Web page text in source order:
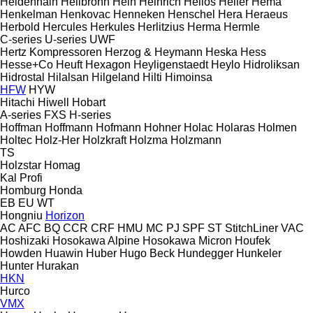
Henkelman Henkovac Henneken Henschel Hera Heraeus
Herbold Hercules Herkules Herlitzius Herma Hermle
C-series U-series UWF
Hertz Kompressoren Herzog & Heymann Heska Hess
Hesse+Co Heuft Hexagon Heyligenstaedt Heylo Hidroliksan
Hidrostal
Hilalsan Hilgeland Hilti Himoinsa
HFW HYW
Hitachi Hiwell
Hobart
A-series FXS H-series
Hoffman Hoffmann Hofmann Hohner Holac Holaras Holmen
Holtec Holz-Her Holzkraft Holzma Holzmann
TS
Holzstar Homag
Kal
Profi
Homburg Honda
EB EU WT
Hongniu Horizon
AC AFC BQ CCR CRF HMU MC PJ SPF ST StitchLiner VAC
Hoshizaki Hosokawa Alpine Hosokawa Micron Houfek
Howden Huawin Huber Hugo Beck Hundegger Hunkeler
Hunter Hurakan
HKN
Hurco
VMX